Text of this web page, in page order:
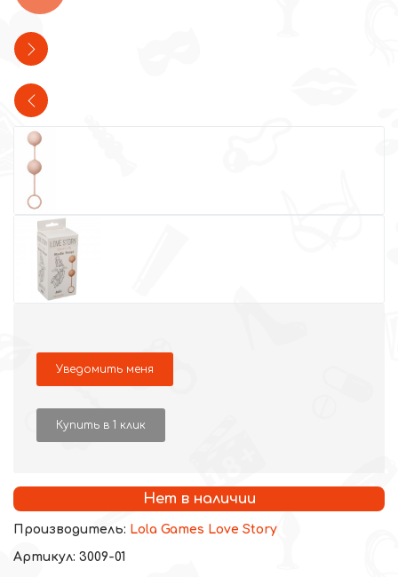
Уведомить меня
Купить в 1 клик
Нет в наличии
Производитель: Lola Games Love Story
Артикул: 3009-01